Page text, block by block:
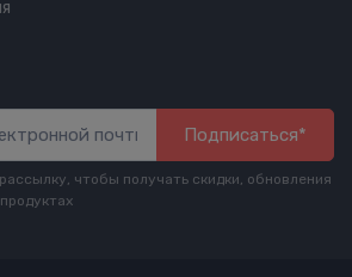
Подписаться*
чтобы получать скидки, обновления